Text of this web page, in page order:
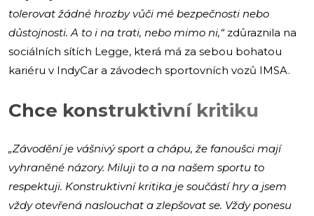
tolerovat žádné hrozby vůči mé bezpečnosti nebo
důstojnosti. A to i na trati, nebo mimo ni,“zdůraznila na
sociálních sítích Legge, která má za sebou bohatou
kariéru v IndyCar a závodech sportovních vozů IMSA.
Chce konstruktivní kritiku
„Závodění je vášnivý sport a chápu, že fanoušci mají
vyhraněné názory. Miluji to a na našem sportu to
respektuji. Konstruktivní kritika je součástí hry a jsem
vždy otevřená naslouchat a zlepšovat se. Vždy ponesu